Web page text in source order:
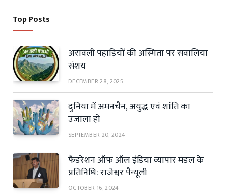
Top Posts
अरावली पहाड़ियों की अस्मिता पर सवालिया
संशय
DECEMBER 28, 2025
दुनिया में अमनचैन, अयुद्ध एवं शांति का
उजाला हो
SEPTEMBER 20, 2024
फैडरेशन ऑफ ऑल इंडिया व्यापार मंडल के
प्रतिनिधि: राजेश्वर पैन्यूली
OCTOBER 16, 2024